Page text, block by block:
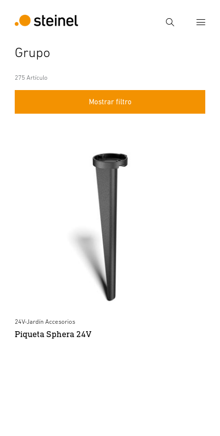
Búsqueda
Grupo
275 Artículo
Mostrar filtro
24V-Jardín Accesorios
Piqueta Sphera 24V